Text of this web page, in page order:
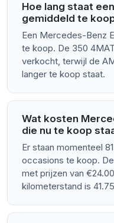
Hoe lang staat
gemiddeld te
Een Mercedes-Benz
te koop. De 350
verkocht, terwijl de
langer te koop staat.
Wat kosten
die nu te koop
Er staan momenteel
occasions te koop.
met prijzen van
kilometerstand is